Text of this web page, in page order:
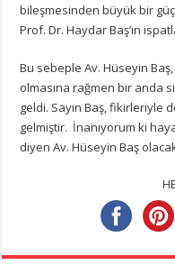
bileşmesinden büyük bir güç
Prof. Dr. Haydar Baş’ın
Bu sebeple Av. Hüseyin
olmasına rağmen bir anda
geldi. Sayın Baş, fikirleriyle
gelmiştir. İnanıyorum ki
diyen Av. Hüseyin Baş